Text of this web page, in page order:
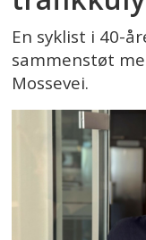
En syklist i 40-
sammenstøt
Mossevei.